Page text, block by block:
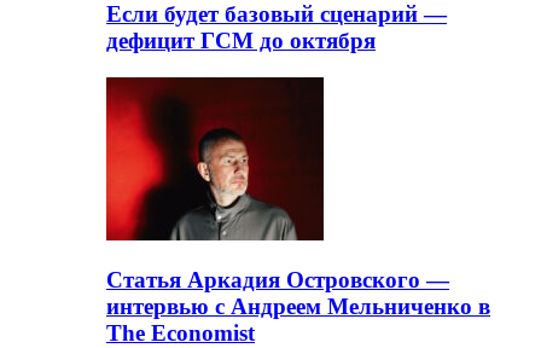
Если будет базовый сценарий —
дефицит ГСМ до октября
Статья Аркадия Островского —
интервью с Андреем Мельниченко в
The Economist